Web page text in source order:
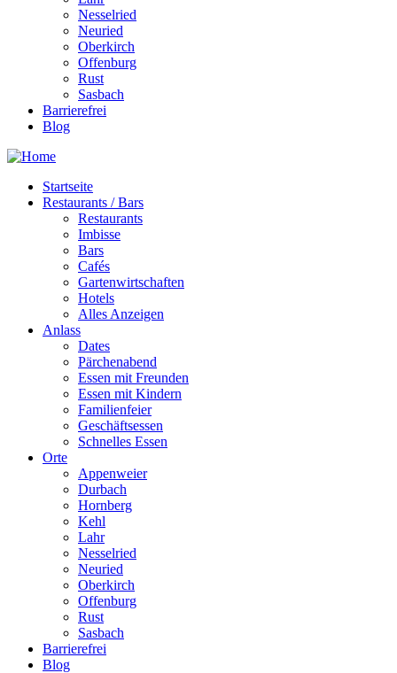
Nesselried
Neuried
Oberkirch
Offenburg
Rust
Sasbach
Barrierefrei
Blog
Startseite
Restaurants / Bars
Restaurants
Imbisse
Bars
Cafés
Gartenwirtschaften
Hotels
Alles Anzeigen
Anlass
Dates
Pärchenabend
Essen mit Freunden
Essen mit Kindern
Familienfeier
Geschäftsessen
Schnelles Essen
Orte
Appenweier
Durbach
Hornberg
Kehl
Lahr
Nesselried
Neuried
Oberkirch
Offenburg
Rust
Sasbach
Barrierefrei
Blog